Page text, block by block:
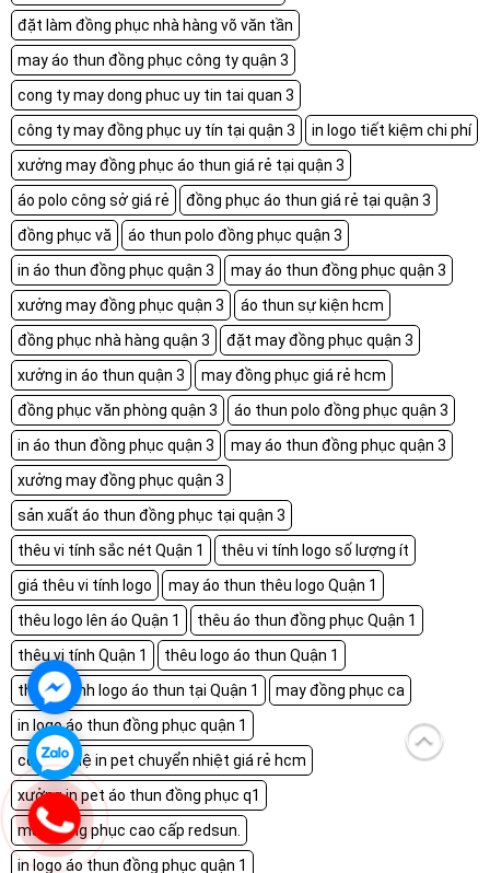
đặt làm đồng phục nhà hàng võ văn tần
may áo thun đồng phục công ty quận 3
cong ty may dong phuc uy tin tai quan 3
công ty may đồng phục uy tín tại quận 3
in logo tiết kiệm chi phí
xưởng may đồng phục áo thun giá rẻ tại quận 3
áo polo công sở giá rẻ
đồng phục áo thun giá rẻ tại quận 3
đồng phục vă
áo thun polo đồng phục quận 3
in áo thun đồng phục quận 3
may áo thun đồng phục quận 3
xưởng may đồng phục quận 3
áo thun sự kiện hcm
đồng phục nhà hàng quận 3
đặt may đồng phục quận 3
xưởng in áo thun quận 3
may đồng phục giá rẻ hcm
đồng phục văn phòng quận 3
áo thun polo đồng phục quận 3
in áo thun đồng phục quận 3
may áo thun đồng phục quận 3
xưởng may đồng phục quận 3
sản xuất áo thun đồng phục tại quận 3
thêu vi tính sắc nét Quận 1
thêu vi tính logo số lượng ít
giá thêu vi tính logo
may áo thun thêu logo Quận 1
thêu logo lên áo Quận 1
thêu áo thun đồng phục Quận 1
thêu vi tính Quận 1
thêu logo áo thun Quận 1
thêu vi tính logo áo thun tại Quận 1
may đồng phục ca
in logo áo thun đồng phục quận 1
công nghệ in pet chuyển nhiệt giá rẻ hcm
xưởng in pet áo thun đồng phục q1
may đồng phục cao cấp redsun.
in logo áo thun đồng phục quận 1